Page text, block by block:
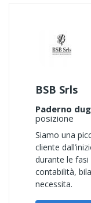
BSB Srls
Paderno
posizione
Siamo una
cliente
durante le
contabilità,
necessita.